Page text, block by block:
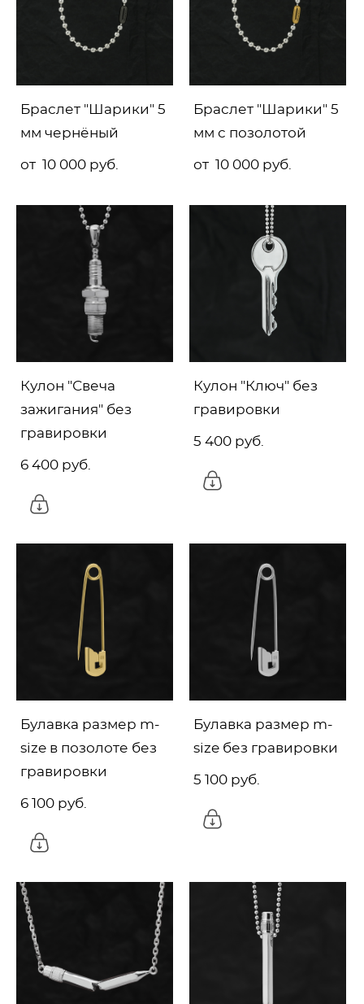
Браслет "Шарики" 5
мм чернёный
от 10 000 pуб.
Браслет "Шарики" 5
мм с позолотой
от 10 000 pуб.
Кулон "Свеча
зажигания" без
гравировки
6 400 pуб.
Кулон "Ключ" без
гравировки
5 400 pуб.
Булавка размер m-
size в позолоте без
гравировки
6 100 pуб.
Булавка размер m-
size без гравировки
5 100 pуб.